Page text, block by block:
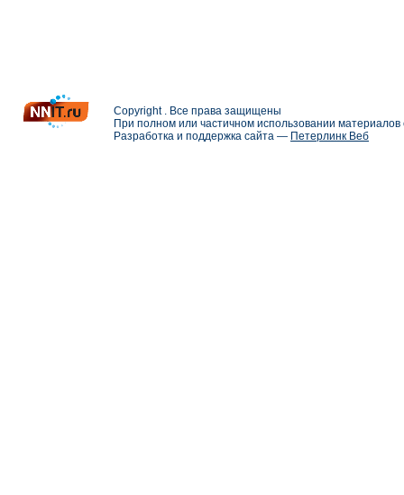
Copyright . Все права защищены
При полном или частичном использовании
Разработка и поддержка сайта — Петерлинк Веб